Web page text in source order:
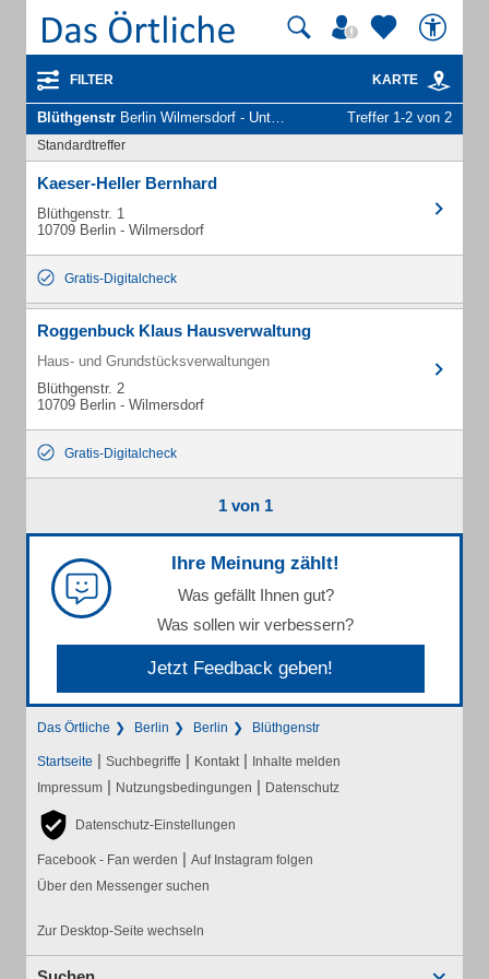
FILTER KARTE
Blüthgenstr Berlin Wilmersdorf - Unternehmen und Personen Treffer 1-2 von 2
Standardtreffer
Kaeser-Heller Bernhard
Blüthgenstr. 1
10709 Berlin - Wilmersdorf
Gratis-Digitalcheck
Roggenbuck Klaus Hausverwaltung
Haus- und Grundstücksverwaltungen
Blüthgenstr. 2
10709 Berlin - Wilmersdorf
Gratis-Digitalcheck
1 von 1
Ihre Meinung zählt!
Was gefällt Ihnen gut?
Was sollen wir verbessern?
Jetzt Feedback geben!
Das Örtliche Berlin Berlin Blüthgenstr
Startseite | Suchbegriffe | Kontakt | Inhalte melden
Impressum | Nutzungsbedingungen | Datenschutz
Datenschutz-Einstellungen
Facebook - Fan werden | Auf Instagram folgen
Über den Messenger suchen
Zur Desktop-Seite wechseln